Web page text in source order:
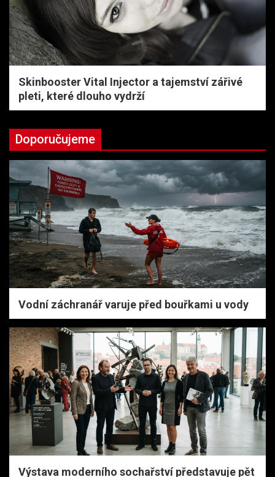
Skinbooster Vital Injector a tajemství zářivé
pleti, které dlouho vydrží
Doporučujeme
Vodní záchranář varuje před bouřkami u vody
Výstava moderního sochařství představuje pět